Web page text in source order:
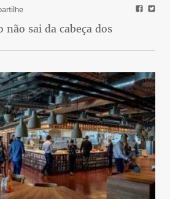
não sai da cabeça dos